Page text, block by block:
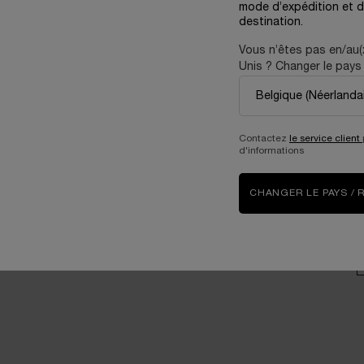
mode d’expédition et
destination.
Vous n’êtes pas en/
Unis ? Changer le
Contactez le service client
d'informations
CHANGER LE PAYS /